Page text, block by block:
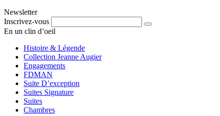
Newsletter
Inscrivez-vous
En un clin d’oeil
Histoire & Légende
Collection Jeanne Augier
Engagements
FDMAN
Suite D’exception
Suites Signature
Suites
Chambres